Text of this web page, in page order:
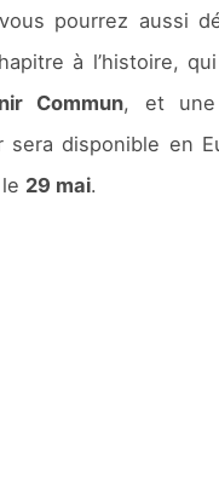
pourrez aussi
à l’histoire,
Commun, et
sera disponible en
29 mai.